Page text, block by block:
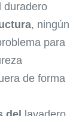
duradero
, ningún
para
de forma